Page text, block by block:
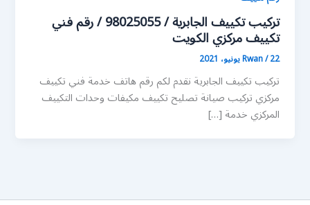
تركيب تكييف الجابرية / 98025055 / رقم فني
تكييف مركزي الكويت
Rwan/22 يونيو، 2021
تركيب تكييف الجابرية نقدم لكم رقم هاتف خدمة فني تكييف
مركزي تركيب صيانة تصليح تكييف مكيفات وحدات التكييف
المركزي خدمة […]